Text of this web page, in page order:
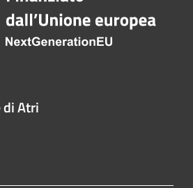
di Atri